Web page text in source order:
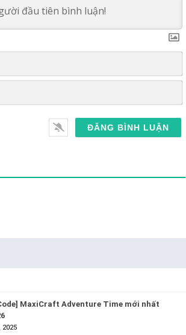
MaxiCraft Adventure Time mới nhất
2025